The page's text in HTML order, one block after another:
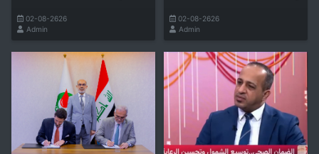
02-08-2626
Admin
02-08-2626
Admin